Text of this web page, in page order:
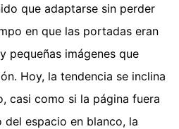
que adaptarse sin perder
en que las portadas eran
pequeñas imágenes que
Hoy, la tendencia se inclina
casi como si la página fuera
del espacio en blanco, la